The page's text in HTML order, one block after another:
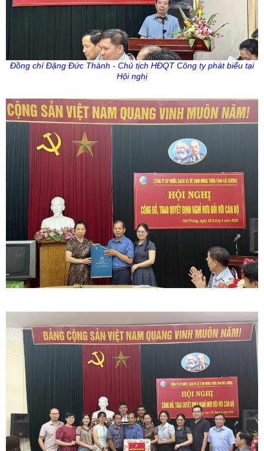
Đồng chí Đặng Đức Thành - Chủ tịch HĐQT Công ty phát biểu tại
Hội nghị